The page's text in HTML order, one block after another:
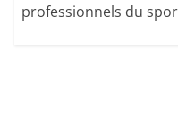
professionnels du